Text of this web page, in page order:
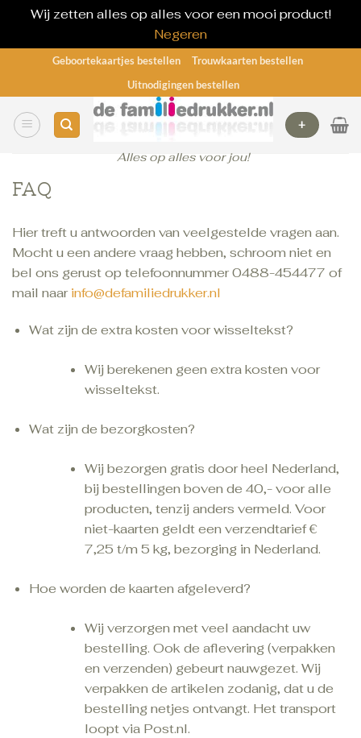
Wij zetten alles op alles voor een mooi product!
Negeren
inhoud
Geboortekaartjes bestellen
Trouwkaarten bestellen
Uitnodigingen bestellen
Alles op alles voor jou!
+
FAQ
Hier treft u antwoorden van veelgestelde vragen aan.
Mocht u een andere vraag hebben, schroom niet en
bel ons gerust op telefoonnummer 0488-454477 of
mail naarinfo@defamiliedrukker.nl
Wat zijn de extra kosten voor wisseltekst?
Wij berekenen geen extra kosten voor
wisseltekst.
Wat zijn de bezorgkosten?
Wij bezorgen gratis door heel Nederland,
bij bestellingen boven de 40,- voor alle
producten, tenzij anders vermeld. Voor
niet-kaarten geldt een verzendtarief €
7,25 t/m 5 kg, bezorging in Nederland.
Hoe worden de kaarten afgeleverd?
Wij verzorgen met veel aandacht uw
bestelling. Ook de aflevering (verpakken
en verzenden) gebeurt nauwgezet. Wij
verpakken de artikelen zodanig, dat u de
bestelling netjes ontvangt. Het transport
loopt via Post.nl.